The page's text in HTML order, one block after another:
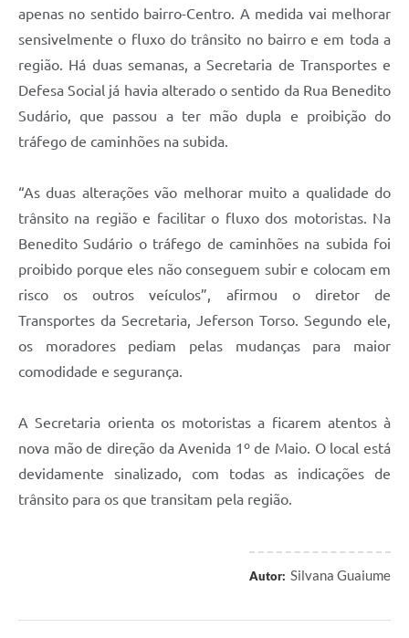
Associação dos Servidores Públicos Municipais de
Vinhedo
Audiências Públicas
Carta de Serviços
Arquivos para Download
Contas Públicas
Legislação
Serviços Online
apenas no sentido bairro-Centro. A medida vai melhorar
sensivelmente o fluxo do trânsito no bairro e em toda a
região. Há duas semanas, a Secretaria de Transportes e
Defesa Social já havia alterado o sentido da Rua Benedito
Sudário, que passou a ter mão dupla e proibição do
tráfego de caminhões na subida.
“As duas alterações vão melhorar muito a qualidade do
trânsito na região e facilitar o fluxo dos motoristas. Na
Benedito Sudário o tráfego de caminhões na subida foi
proibido porque eles não conseguem subir e colocam em
risco os outros veículos”, afirmou o diretor de
Transportes da Secretaria, Jeferson Torso. Segundo ele,
os moradores pediam pelas mudanças para maior
comodidade e segurança.
A Secretaria orienta os motoristas a ficarem atentos à
nova mão de direção da Avenida 1º de Maio. O local está
devidamente sinalizado, com todas as indicações de
trânsito para os que transitam pela região.
Autor: Silvana Guaiume